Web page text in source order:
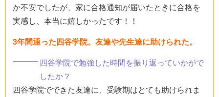
か不安でしたが、家に合格通知が届いたときに合格を
実感し、本当に嬉しかったです！！
3年間通った四谷学院。友達や先生達に助けられた。
四谷学院で勉強した時間を振り返っていかがで
したか？
四谷学院でできた友達に、受験期はとても助けられま